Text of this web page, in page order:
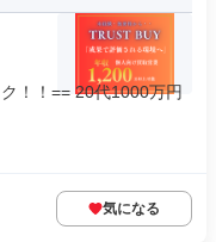
！！== 20代1000万円
気になる